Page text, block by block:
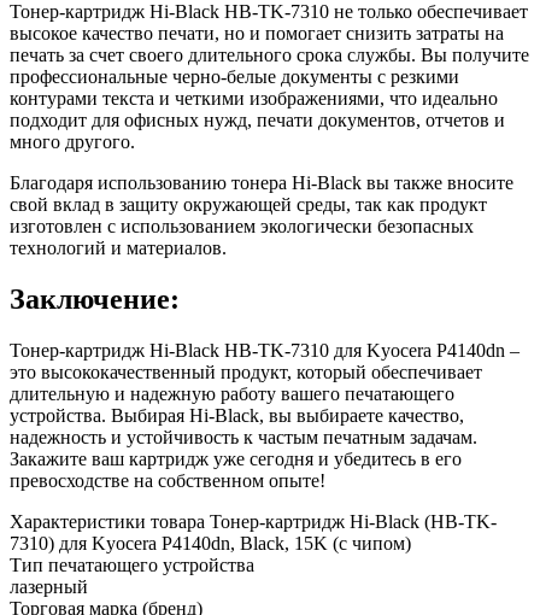
Тонер-картридж Hi-Black HB-TK-7310 не только обеспечивает
высокое качество печати, но и помогает снизить затраты на
печать за счет своего длительного срока службы. Вы получите
профессиональные черно-белые документы с резкими
контурами текста и четкими изображениями, что идеально
подходит для офисных нужд, печати документов, отчетов и
много другого.
Благодаря использованию тонера Hi-Black вы также вносите
свой вклад в защиту окружающей среды, так как продукт
изготовлен с использованием экологически безопасных
технологий и материалов.
Заключение:
Тонер-картридж Hi-Black HB-TK-7310 для Kyocera P4140dn –
это высококачественный продукт, который обеспечивает
длительную и надежную работу вашего печатающего
устройства. Выбирая Hi-Black, вы выбираете качество,
надежность и устойчивость к частым печатным задачам.
Закажите ваш картридж уже сегодня и убедитесь в его
превосходстве на собственном опыте!
Характеристики товара Тонер-картридж Hi-Black (HB-TK-
7310) для Kyocera P4140dn, Black, 15K (с чипом)
Тип печатающего устройства
лазерный
Торговая марка (бренд)